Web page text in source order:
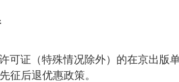
可证（特殊情况除外）的在京出版
征后退优惠政策。